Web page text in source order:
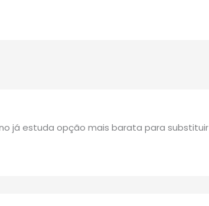
já estuda opção mais barata para substituir